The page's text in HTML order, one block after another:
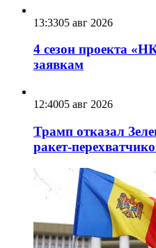
13:3305 авг 2026
4 сезон проекта
заявкам
12:4005 авг 2026
Трамп отказал
ракет-